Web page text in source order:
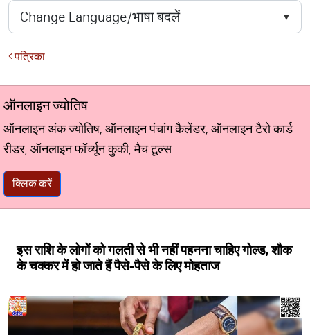
पत्रिका
ऑनलाइन ज्योतिष
ऑनलाइन अंक ज्योतिष, ऑनलाइन पंचांग कैलेंडर, ऑनलाइन टैरो कार्ड
रीडर, ऑनलाइन फॉर्च्यून कुकी, मैच टूल्स
क्लिक करें
इस राशि के लोगों को गलती से भी नहीं पहनना चाहिए गोल्ड, शौक
के चक्कर में हो जाते हैं पैसे-पैसे के लिए मोहताज